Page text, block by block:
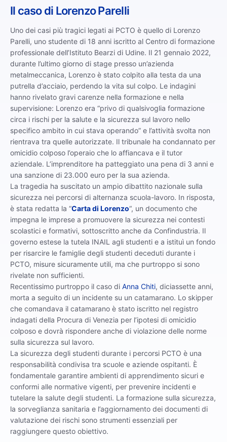
Il caso di Lorenzo Parelli
Uno dei casi più tragici legati ai PCTO è quello di Lorenzo
Parelli, uno studente di 18 anni iscritto al Centro di formazione
professionale dell’Istituto Bearzi di Udine. Il 21 gennaio 2022,
durante l’ultimo giorno di stage presso un’azienda
metalmeccanica, Lorenzo è stato colpito alla testa da una
putrella d’acciaio, perdendo la vita sul colpo. Le indagini
hanno rivelato gravi carenze nella formazione e nella
supervisione: Lorenzo era “privo di qualsivoglia formazione
circa i rischi per la salute e la sicurezza sul lavoro nello
specifico ambito in cui stava operando” e l’attività svolta non
rientrava tra quelle autorizzate. Il tribunale ha condannato per
omicidio colposo l’operaio che lo affiancava e il tutor
aziendale. L’imprenditore ha patteggiato una pena di 3 anni e
una sanzione di 23.000 euro per la sua azienda.
La tragedia ha suscitato un ampio dibattito nazionale sulla
sicurezza nei percorsi di alternanza scuola-lavoro. In risposta,
è stata redatta la “Carta di Lorenzo“, un documento che
impegna le imprese a promuovere la sicurezza nei contesti
scolastici e formativi, sottoscritto anche da Confindustria. Il
governo estese la tutela INAIL agli studenti e a istituì un fondo
per risarcire le famiglie degli studenti deceduti durante i
PCTO, misure sicuramente utili, ma che purtroppo si sono
rivelate non sufficienti.
Recentissimo purtroppo il caso di Anna Chiti, diciassette anni,
morta a seguito di un incidente su un catamarano. Lo skipper
che comandava il catamarano è stato iscritto nel registro
indagati della Procura di Venezia per l’ipotesi di omicidio
colposo e dovrà rispondere anche di violazione delle norme
sulla sicurezza sul lavoro.
La sicurezza degli studenti durante i percorsi PCTO è una
responsabilità condivisa tra scuole e aziende ospitanti. È
fondamentale garantire ambienti di apprendimento sicuri e
conformi alle normative vigenti, per prevenire incidenti e
tutelare la salute degli studenti. La formazione sulla sicurezza,
la sorveglianza sanitaria e l’aggiornamento dei documenti di
valutazione dei rischi sono strumenti essenziali per
raggiungere questo obiettivo.